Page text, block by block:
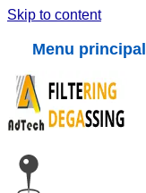
Skip to content
Menu principal